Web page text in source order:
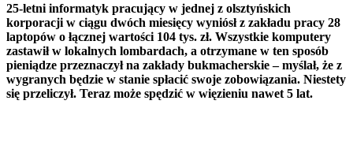
25-letni informatyk pracujący w jednej z olsztyńskich
korporacji w ciągu dwóch miesięcy wyniósł z zakładu pracy 28
laptopów o łącznej wartości 104 tys. zł. Wszystkie komputery
zastawił w lokalnych lombardach, a otrzymane w ten sposób
pieniądze przeznaczył na zakłady bukmacherskie – myślał, że z
wygranych będzie w stanie spłacić swoje zobowiązania. Niestety
się przeliczył. Teraz może spędzić w więzieniu nawet 5 lat.